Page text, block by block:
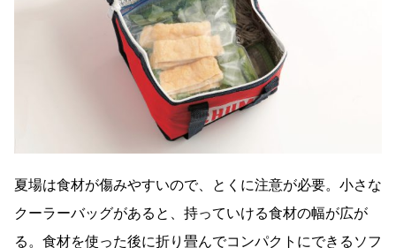
夏場は食材が傷みやすいので、とくに注意が必要。小さな
クーラーバッグがあると、持っていける食材の幅が広が
る。食材を使った後に折り畳んでコンパクトにできるソフ